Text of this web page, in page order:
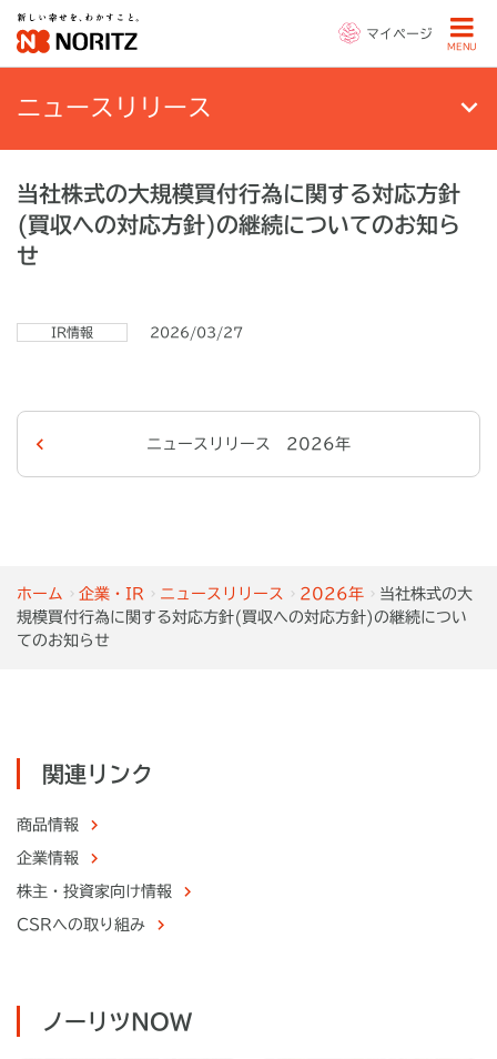
マイページ
MENU
ホーム 企業・IR ニュースリリース 2026年
当社株式の大
規模買付行為に関する対応方針(買収への対応方針)の継続につい
てのお知らせ
ニュースリリース
当社株式の大規模買付行為に関する対応方針
(買収への対応方針)の継続についてのお知ら
せ
IR情報 2026/03/27
ニュースリリース 2026年
関連リンク
商品情報
企業情報
株主・ 投資家向け情報
CSRへの取り組み
ノーリツNOW